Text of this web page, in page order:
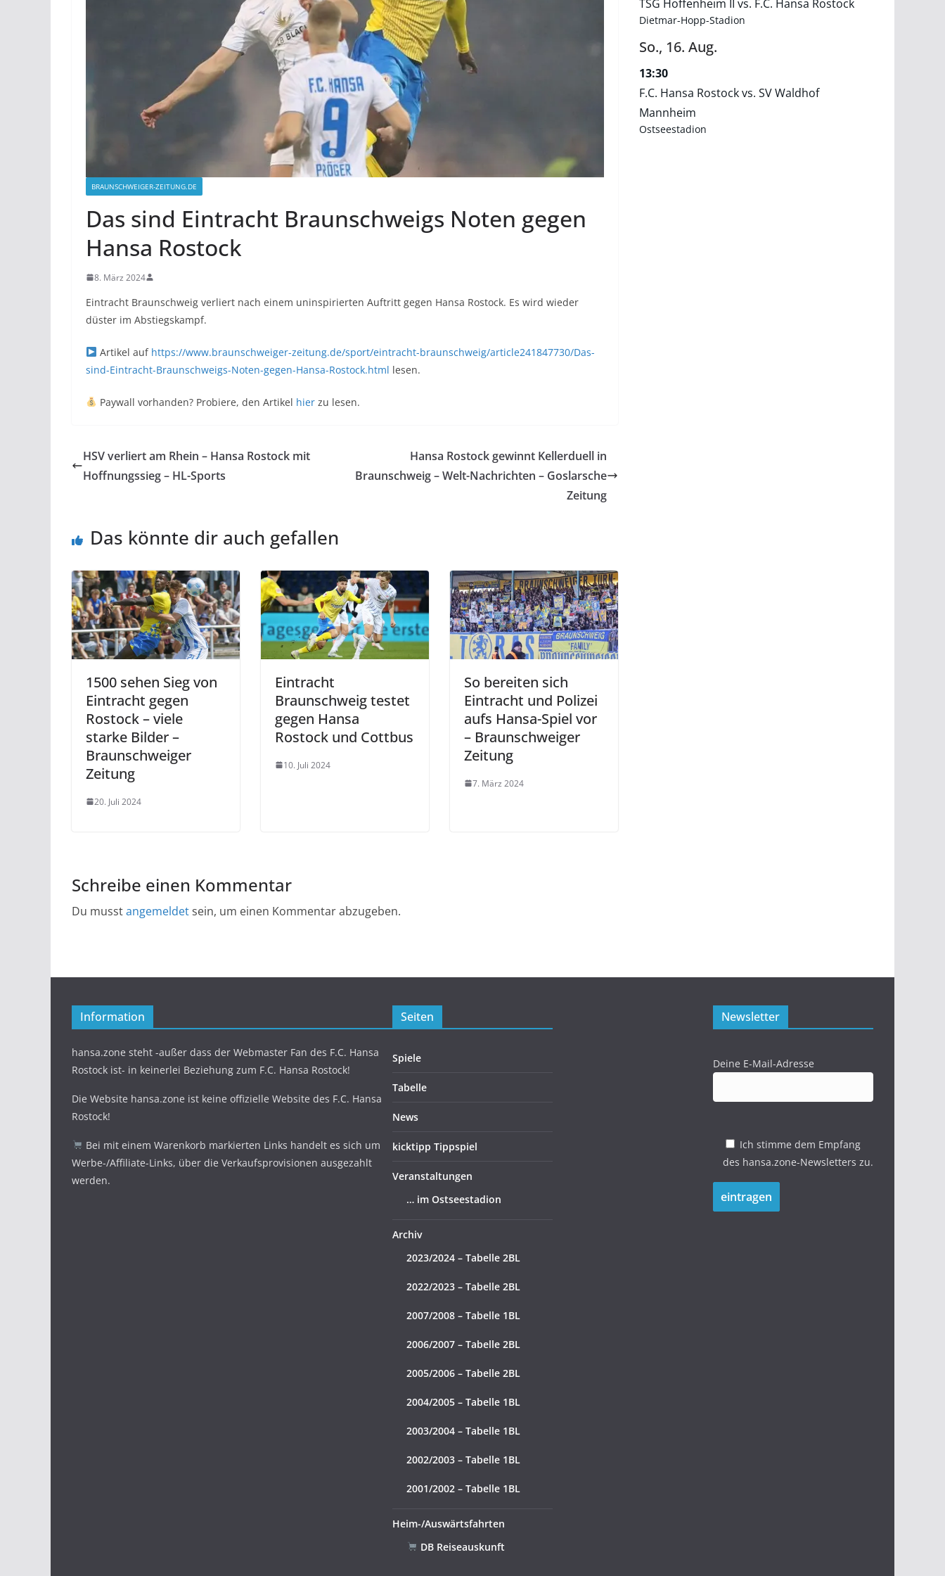
BRAUNSCHWEIGER-ZEITUNG.DE
Das sind Eintracht Braunschweigs Noten gegen
Hansa Rostock
8. März 2024
Eintracht Braunschweig verliert nach einem uninspirierten Auftritt gegen Hansa Rostock. Es wird wieder
düster im Abstiegskampf.
Artikel auf https://www.braunschweiger-zeitung.de/sport/eintracht-braunschweig/article241847730/Das-
sind-Eintracht-Braunschweigs-Noten-gegen-Hansa-Rostock.html lesen.
Paywall vorhanden? Probiere, den Artikel hierzu lesen.
HSV verliert am Rhein – Hansa Rostock mit
Hoffnungssieg – HL-Sports
Hansa Rostock gewinnt Kellerduell in
Braunschweig – Welt-Nachrichten – Goslarsche
Zeitung
Das könnte dir auch gefallen
1500 sehen Sieg von
Eintracht gegen
Rostock – viele
starke Bilder –
Braunschweiger
Zeitung
20. Juli 2024
Eintracht
Braunschweig testet
gegen Hansa
Rostock und Cottbus
10. Juli 2024
So bereiten sich
Eintracht und Polizei
aufs Hansa-Spiel vor
– Braunschweiger
Zeitung
7. März 2024
Schreibe einen Kommentar
Du musstangemeldetsein, um einen Kommentar abzugeben.
TSG Hoffenheim II vs. F.C. Hansa Rostock
Dietmar-Hopp-Stadion
So., 16. Aug.
13:30
F.C. Hansa Rostock vs. SV Waldhof
Mannheim
Ostseestadion
Information
hansa.zone steht -außer dass der Webmaster Fan des F.C. Hansa
Rostock ist- in keinerlei Beziehung zum F.C. Hansa Rostock!
Die Website hansa.zone ist keine offizielle Website des F.C. Hansa
Rostock!
Bei mit einem Warenkorb markierten Links handelt es sich um
Werbe-/Affiliate-Links, über die Verkaufsprovisionen ausgezahlt
werden.
Seiten
Spiele
Tabelle
News
kicktipp Tippspiel
Veranstaltungen
… im Ostseestadion
Archiv
2023/2024 – Tabelle 2BL
2022/2023 – Tabelle 2BL
2007/2008 – Tabelle 1BL
2006/2007 – Tabelle 2BL
2005/2006 – Tabelle 2BL
2004/2005 – Tabelle 1BL
2003/2004 – Tabelle 1BL
2002/2003 – Tabelle 1BL
2001/2002 – Tabelle 1BL
Heim-/Auswärtsfahrten
DB Reiseauskunft
Newsletter
Deine E-Mail-Adresse
Ich stimme dem Empfang
des hansa.zone-Newsletters zu.